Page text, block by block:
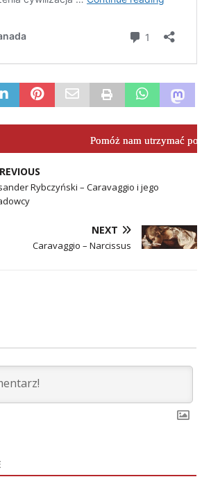
Pomóż nam utrzymać
Rybczyński – Caravaggio i jego
NEXT
Caravaggio – Narcissus